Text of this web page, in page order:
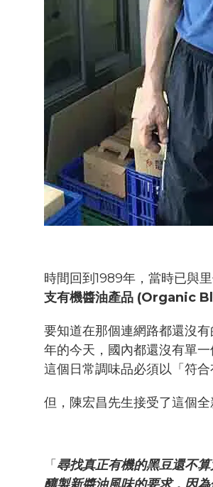
時間回到1989年，當時已與
支有機醬油產品 (Organic
要知道在那個連網路都還沒
年的今天，國內都還沒有單
這個日常調味品必須以「符合
但，陳宏昌先生接受了這個全
「 尋找真正有機的黑豆還不